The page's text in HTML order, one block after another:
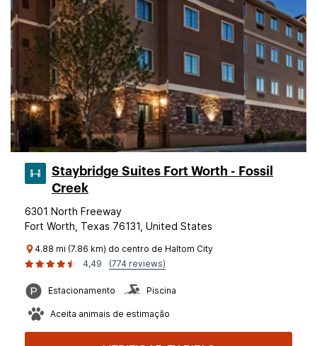
Staybridge Suites Fort Worth - Fossil
Creek
6301 North Freeway
Fort Worth, Texas 76131, United States
4.88 mi (7.86 km) do centro de Haltom City
4,49
(774 reviews)
Estacionamento Piscina
Aceita animais de estimação